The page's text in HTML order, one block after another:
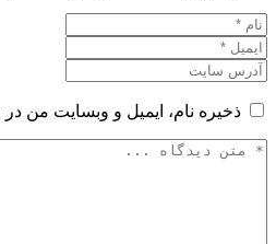
ذخیره نام، ایمیل و وبسایت من